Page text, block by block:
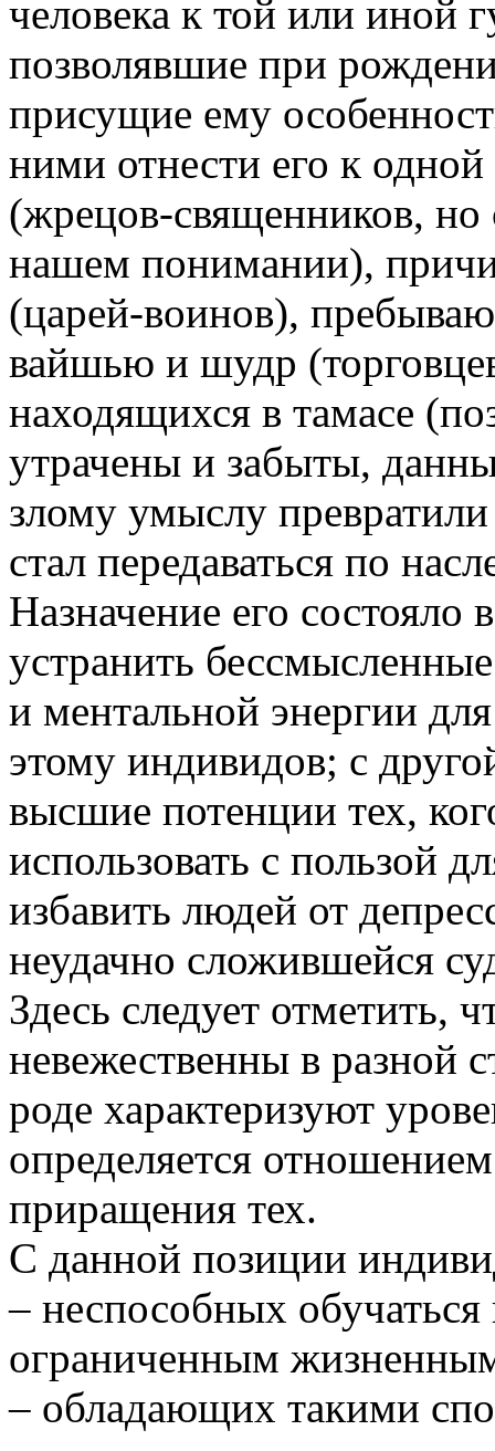
человека к той или иной
позволявшие при
присущие ему
ними отнести его к
(жрецов-священников, но
нашем понимании),
(царей-воинов),
вайшью и шудр
находящихся в тамасе
утрачены и забыты,
злому умыслу
стал передаваться по
Назначение его
устранить
и ментальной энергии
этому индивидов; с
высшие потенции тех,
использовать с пользой
избавить людей от
неудачно сложившейся
Здесь следует отметить,
невежественны в разной
роде характеризуют
определяется
приращения тех.
С данной позиции
– неспособных
ограниченным
– обладающих такими